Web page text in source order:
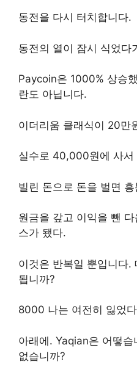
동전을 다시 터치합니다.
동전의 열이 잠시 식었다
Paycoin은 1000% 상승
란도 아닙니다.
이더리움 클래식이 20만
실수로 40,000원에 사
빌린 돈으로 돈을 벌면
원금을 갚고 이익을 뺀
스가 됐다.
이것은 반복일 뿐입니다.
됩니까?
8000 나는 여전히 잃었
아래에. Yaqian은 어떻
없습니까?